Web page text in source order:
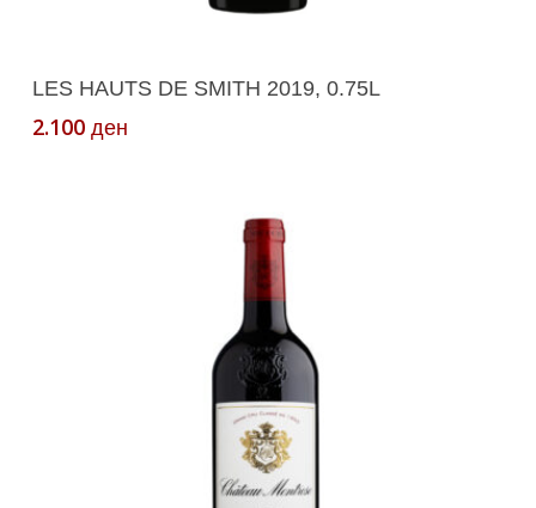
Додади Во Кошничка
LES HAUTS DE SMITH 2019, 0.75L
2.100 ден